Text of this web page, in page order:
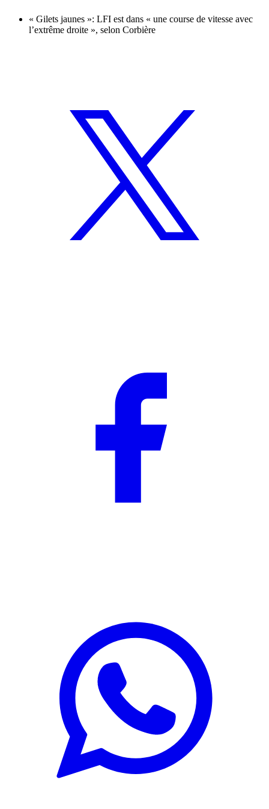
« Gilets jaunes »: LFI est dans « une course de vitesse avec
l’extrême droite », selon Corbière